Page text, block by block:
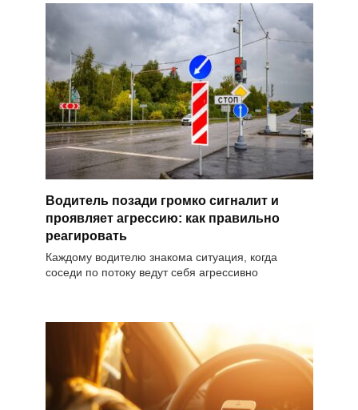
Водитель позади громко сигналит и
проявляет агрессию: как правильно
реагировать
Каждому водителю знакома ситуация, когда
соседи по потоку ведут себя агрессивно